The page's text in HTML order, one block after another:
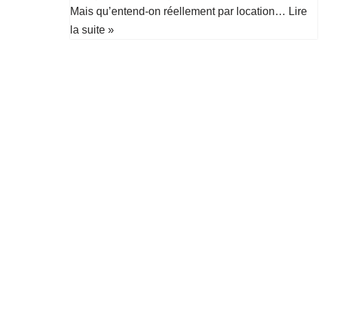
Mais qu’entend-on réellement par location… Lire
la suite »